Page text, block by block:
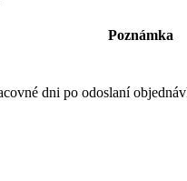
Poznámka
dni po odoslaní